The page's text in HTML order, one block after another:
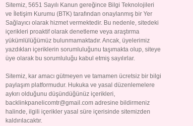
Sitemiz, 5651 Sayılı Kanun gereğince Bilgi Teknolojileri
ve İletişim Kurumu (BTK) tarafından onaylanmış bir Yer
Sağlayıcı olarak hizmet vermektedir. Bu nedenle, sitedeki
içerikleri proaktif olarak denetleme veya araştırma
yükümlülüğümüz bulunmamaktadır. Ancak, üyelerimiz
yazdıkları içeriklerin sorumluluğunu taşımakta olup, siteye
üye olarak bu sorumluluğu kabul etmiş sayılırlar.
Sitemiz, kar amacı gütmeyen ve tamamen ücretsiz bir bilgi
paylaşım platformudur. Hukuka ve yasal düzenlemelere
aykırı olduğunu düşündüğünüz içerikleri,
backlinkpanelicomtr@gmail.comadresine bildirmeniz
halinde, ilgili içerikler yasal süre içerisinde sitemizden
kaldırılacaktır.